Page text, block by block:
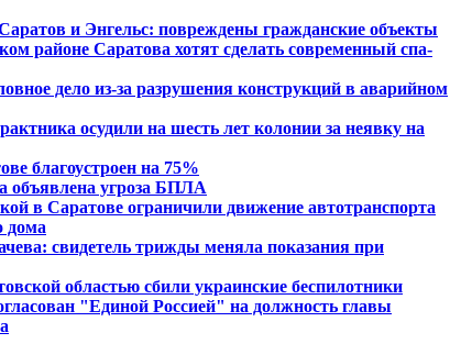
и Энгельс: повреждены гражданские объекты
районе Саратова хотят сделать современный спа-
дело из-за разрушения конструкций в аварийном
осудили на шесть лет колонии за неявку на
благоустроен на 75%
объявлена угроза БПЛА
в Саратове ограничили движение автотранспорта
дома
свидетель трижды меняла показания при
областью сбили украинские беспилотники
"Единой Россией" на должность главы